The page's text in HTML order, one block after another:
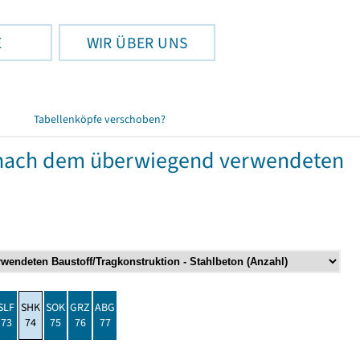
WIR ÜBER UNS
Tabellenköpfe verschoben?
dem überwiegend verwendeten
73
SHK
74
SOK
75
GRZ
76
ABG
77